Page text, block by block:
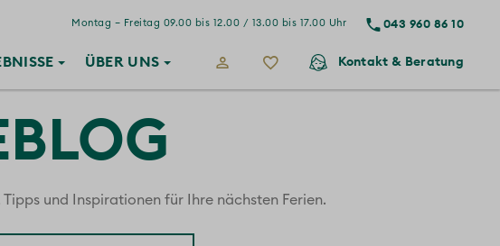
043 960 86 10
Montag – Freitag 09.00 bis 12.00 / 13.00 bis 17.00 Uhr
ÜBER UNS Kontakt & Beratung
und Inspirationen für Ihre nächsten Ferien.